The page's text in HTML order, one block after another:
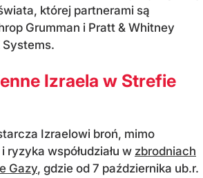
której partnerami są
Grumman i Pratt & Whitney
Systems.
Izraela w Strefie
Izraelowi broń, mimo
współudziału w zbrodniach
Gazy, gdzie od 7 października ub.r.